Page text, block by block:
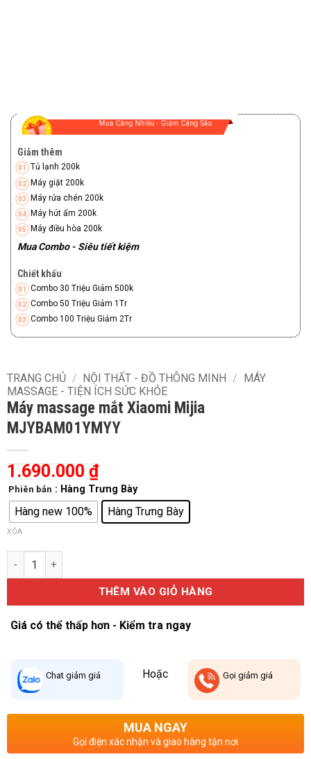
Mua Càng Nhiều - Giảm Càng Sâu
Giảm thêm
Tủ lạnh 200k
Máy giặt 200k
Máy rửa chén 200k
Máy hút ẩm 200k
Máy điều hòa 200k
Mua Combo - Siêu tiết kiệm
Chiết khấu
Combo 30 Triệu Giảm 500k
Combo 50 Triệu Giảm 1Tr
Combo 100 Triệu Giảm 2Tr
TRANG CHỦ / NỘI THẤT - ĐỒ THÔNG MINH /
MÁY
MASSAGE - TIỆN ÍCH SỨC KHỎE
Máy massage mắt Xiaomi Mijia
MJYBAM01YMYY
1.690.000 ₫
Phiên bản : Hàng Trưng Bày
Hàng new 100% Hàng Trưng Bày
XÓA
Máy massage mắt Xiaomi Mijia MJYBAM01YMYY số lượng
THÊM VÀO GIỎ HÀNG
Giá có thể thấp hơn - Kiểm tra ngay
Chat giảm giá Hoặc Gọigiảm giá
MUA NGAY
Gọi điện xác nhận và giao hàng tận nơi